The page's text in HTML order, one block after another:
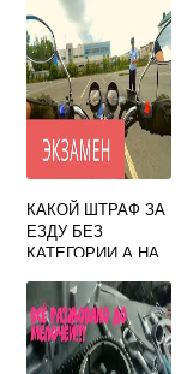
СГОРАНИЯ НА
МОТОЦИКЛЕ
УРАЛ
КАКОЙ ШТРАФ ЗА
ЕЗДУ БЕЗ
КАТЕГОРИИ А НА